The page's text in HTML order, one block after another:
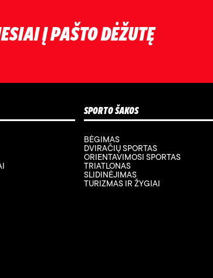
Į PAŠTO DĖŽUTĘ
SPORTO ŠAKOS
BĖGIMAS
DVIRAČIŲ SPORTAS
ORIENTAVIMOSI SPORTAS
TRIATLONAS
SLIDINĖJIMAS
TURIZMAS IR ŽYGIAI